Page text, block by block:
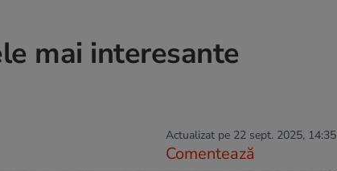
mai interesante
Actualizat pe 22 sept. 2025, 14:35
Comentează